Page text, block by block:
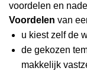
voordelen en
Voordelen van
u kiest zelf de
de gekozen
makkelijk